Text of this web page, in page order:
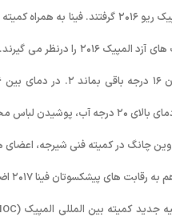
این رشته تا پایان مسابقات المپیک
چانگ در کمیته فنی شیرجه، اعضای
های پیشکسوتان فینا ۲۰۱۷ اضافه شد.